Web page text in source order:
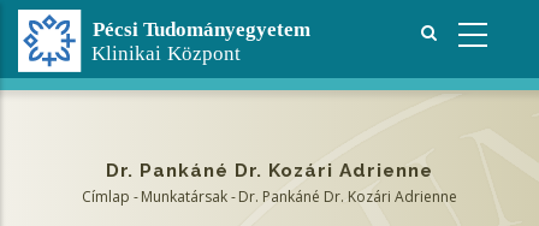
Ugrás
tartalomra
Dr. Pankáné Dr. Kozári Adrienne
Címlap -Munkatársak-Dr. Pankáné Dr. Kozári Adrienne